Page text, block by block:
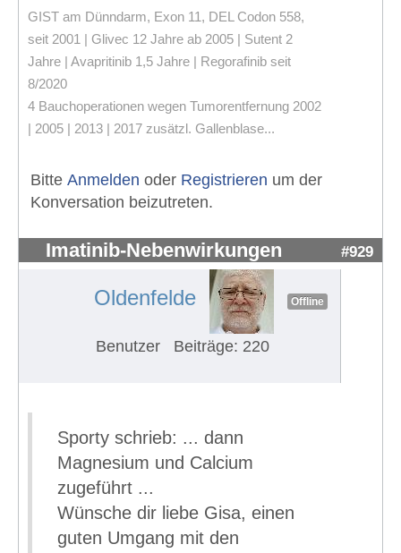
GIST am Dünndarm, Exon 11, DEL Codon 558,
seit 2001 | Glivec 12 Jahre ab 2005 | Sutent 2
Jahre | Avapritinib 1,5 Jahre | Regorafinib seit
8/2020
4 Bauchoperationen wegen Tumorentfernung 2002
| 2005 | 2013 | 2017 zusätzl. Gallenblase...
Bitte Anmelden oder Registrieren um der
Konversation beizutreten.
Imatinib-Nebenwirkungen #929
Oldenfelde Offline
Benutzer Beiträge: 220
Sporty schrieb: ... dann
Magnesium und Calcium
zugeführt ...
Wünsche dir liebe Gisa, einen
guten Umgang mit den